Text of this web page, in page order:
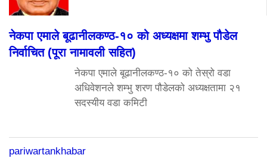
नेकपा एमाले बूढानीलकण्ठ-१० को अध्यक्षमा शम्भु पौडेल
निर्वाचित (पूरा नामावली सहित)
नेकपा एमाले बूढानीलकण्ठ-१० को तेस्रो वडा
अधिवेशनले शम्भु शरण पौडेलको अध्यक्षतामा २१
सदस्यीय वडा कमिटी
pariwartankhabar